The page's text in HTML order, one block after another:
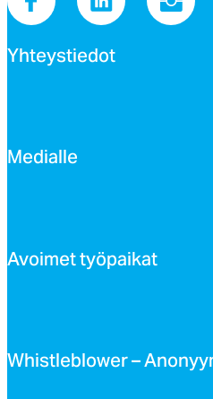
Yh­teys­tie­dot
Me­dial­le
Avoi­met työ­pai­kat
Whist­leb­lo­wer –